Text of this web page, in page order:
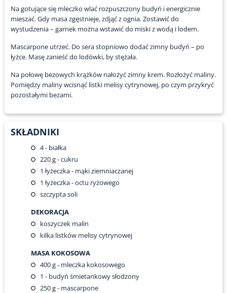
Na gotujące się mleczko wlać rozpuszczony budyń i energicznie
mieszać. Gdy masa zgęstnieje, zdjąć z ognia. Zostawić do
wystudzenia – garnek można wstawić do miski z wodą i lodem.
Mascarpone utrzeć. Do sera stopniowo dodać zimny budyń – po
łyżce. Masę zanieść do lodówki, by stężała.
Na połowę bezowych krążków nałożyć zimny krem. Rozłożyć maliny.
Pomiędzy maliny wcisnąć listki melisy cytrynowej, po czym przykryć
pozostałymi bezami.
SKŁADNIKI
4- białka
220g - cukru
1 łyżeczka - mąki ziemniaczanej
1 łyżeczka - octu ryżowego
szczypta soli
DEKORACJA
koszyczek malin
kilka listków melisy cytrynowej
MASA KOKOSOWA
400g - mleczka kokosowego
1 - budyń śmietankowy słodzony
250g - mascarpone